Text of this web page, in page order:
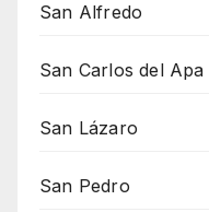
San Alfredo
San Carlos del Apa
San Lázaro
San Pedro